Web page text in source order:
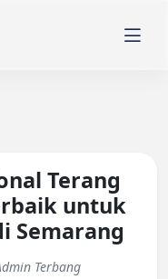
Terang
untuk
Semarang
Terbang